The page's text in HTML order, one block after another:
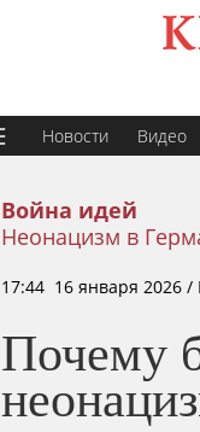
Новости Видео
Война идей
Неонацизм в
17:44 16 января 2026 /
Почему